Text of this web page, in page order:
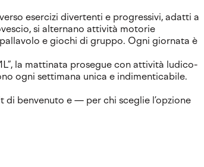
esercizi divertenti e progressivi, adatti a
si alternano attività motorie
e giochi di gruppo. Ogni giornata è
la mattinata prosegue con attività ludico-
ogni settimana unica e indimenticabile.
di benvenuto e — per chi sceglie l’opzione